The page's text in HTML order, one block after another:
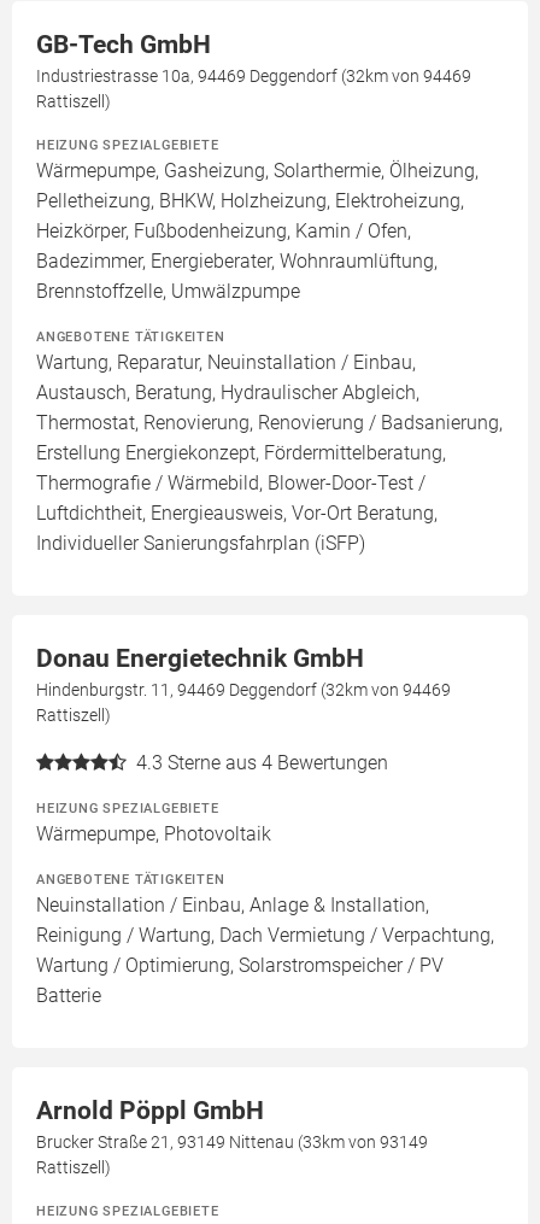
GB-Tech GmbH
Industriestrasse 10a, 94469 Deggendorf (32km von 94469
Rattiszell)
HEIZUNG SPEZIALGEBIETE
Wärmepumpe, Gasheizung, Solarthermie, Ölheizung,
Pelletheizung, BHKW, Holzheizung, Elektroheizung,
Heizkörper, Fußbodenheizung, Kamin / Ofen,
Badezimmer, Energieberater, Wohnraumlüftung,
Brennstoffzelle, Umwälzpumpe
ANGEBOTENE TÄTIGKEITEN
Wartung, Reparatur, Neuinstallation / Einbau,
Austausch, Beratung, Hydraulischer Abgleich,
Thermostat, Renovierung, Renovierung / Badsanierung,
Erstellung Energiekonzept, Fördermittelberatung,
Thermografie / Wärmebild, Blower-Door-Test /
Luftdichtheit, Energieausweis, Vor-Ort Beratung,
Individueller Sanierungsfahrplan (iSFP)
Donau Energietechnik GmbH
Hindenburgstr. 11, 94469 Deggendorf (32km von 94469
Rattiszell)
4.3 Sterne aus 4 Bewertungen
HEIZUNG SPEZIALGEBIETE
Wärmepumpe, Photovoltaik
ANGEBOTENE TÄTIGKEITEN
Neuinstallation / Einbau, Anlage & Installation,
Reinigung / Wartung, Dach Vermietung / Verpachtung,
Wartung / Optimierung, Solarstromspeicher / PV
Batterie
Arnold Pöppl GmbH
Brucker Straße 21, 93149 Nittenau (33km von 93149
Rattiszell)
HEIZUNG SPEZIALGEBIETE